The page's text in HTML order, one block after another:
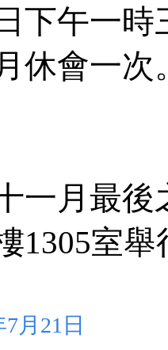
下午一時
休會一次
一月最後
1305室舉
月21日